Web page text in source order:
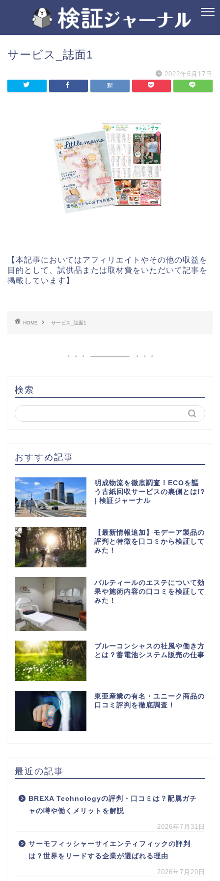
サービス_誌面1
2022年6月17日
【本記事においてはアフィリエイトやその他の収益を
目的として、試供品または取材費をいただいて記事を
掲載しています】
HOME サービス_誌面1
検索
おすすめ記事
明成物流を徹底調査！ECOを謳
う古紙回収サービスの裏側とは!?
| 検証ジャーナル
【最新情報追加】モデーア製品の
評判と特徴を口コミから検証して
みた！
パルティールのエステについて効
果や施術内容の口コミを検証して
みた！
ブルーコンシャスの社風や働き方
とは？蓄電池システム販売の仕事
東亜産業の有名・ユニーク商品の
口コミ評判を徹底調査！
最近の記事
BREXA Technologyの評判・口コミは？配属ガチ
ャの噂や働くメリットを解説
2026年7月31日
サーモフィッシャーサイエンティフィックの評判
は？世界をリードする企業が選ばれる理由
2026年7月20日